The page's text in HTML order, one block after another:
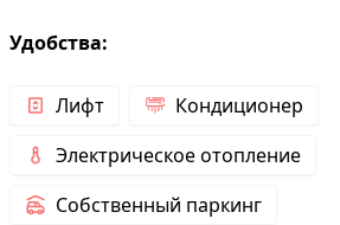
Удобства:
Лифт
Кондиционер
Электрическое отопление
Собственный паркинг